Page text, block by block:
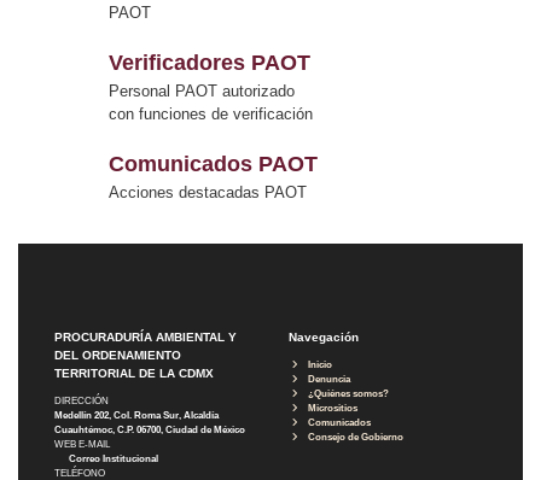
PAOT
Verificadores PAOT
Personal PAOT autorizado
con funciones de verificación
Comunicados PAOT
Acciones destacadas PAOT
PROCURADURÍA AMBIENTAL Y
DEL ORDENAMIENTO
TERRITORIAL DE LA CDMX
DIRECCIÓN
Medellín 202, Col. Roma Sur, Alcaldía
Cuauhtémoc, C.P. 06700, Ciudad de México
WEB E-MAIL
Correo Institucional
TELÉFONO
Navegación
Inicio
Denuncia
¿Quiénes somos?
Micrositios
Comunicados
Consejo de Gobierno